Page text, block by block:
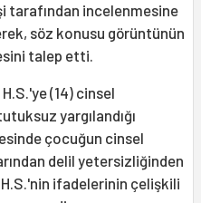
tarafından incelenmesine
söz konusu görüntünün
talep etti.
(14) cinsel
yargılandığı
çocuğun cinsel
delil yetersizliğinden
ifadelerinin çelişkili